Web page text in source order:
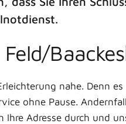
nahe. Denn
ohne Pause.
Adresse durch und